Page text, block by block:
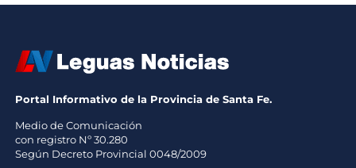
Portal Informativo de la Provincia de Santa Fe.
Medio de Comunicación
con registro Nº 30.280
Según Decreto Provincial 0048/2009